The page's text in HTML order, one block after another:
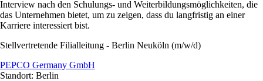
Interview nach den Schulungs- und Weiterbildungsmöglichkeiten, die
das Unternehmen bietet, um zu zeigen, dass du langfristig an einer
Karriere interessiert bist.
Stellvertretende Filialleitung - Berlin Neuköln (m/w/d)
PEPCO Germany GmbH
Standort: Berlin